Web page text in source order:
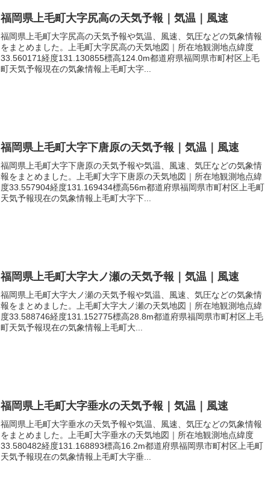
福岡県上毛町大字尻高の天気予報｜気温｜風速
福岡県上毛町大字尻高の天気予報や気温、風速、気圧などの気象情報
をまとめました。上毛町大字尻高の天気地図｜所在地観測地点緯度
33.560171経度131.130855標高124.0m都道府県福岡県市町村区上毛
町天気予報現在の気象情報上毛町大字...
福岡県上毛町大字下唐原の天気予報｜気温｜風速
福岡県上毛町大字下唐原の天気予報や気温、風速、気圧などの気象情
報をまとめました。上毛町大字下唐原の天気地図｜所在地観測地点緯
度33.557904経度131.169434標高56m都道府県福岡県市町村区上毛町
天気予報現在の気象情報上毛町大字下...
福岡県上毛町大字大ノ瀬の天気予報｜気温｜風速
福岡県上毛町大字大ノ瀬の天気予報や気温、風速、気圧などの気象情
報をまとめました。上毛町大字大ノ瀬の天気地図｜所在地観測地点緯
度33.588746経度131.152775標高28.8m都道府県福岡県市町村区上毛
町天気予報現在の気象情報上毛町大...
福岡県上毛町大字垂水の天気予報｜気温｜風速
福岡県上毛町大字垂水の天気予報や気温、風速、気圧などの気象情報
をまとめました。上毛町大字垂水の天気地図｜所在地観測地点緯度
33.580482経度131.168893標高16.2m都道府県福岡県市町村区上毛町
天気予報現在の気象情報上毛町大字垂...